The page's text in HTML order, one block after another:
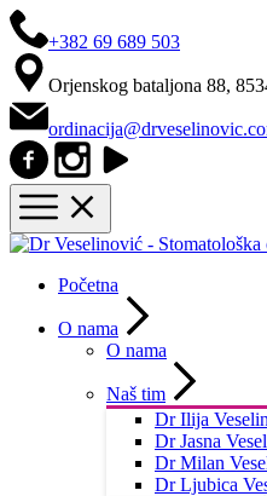
+382 69 689 503
Orjenskog bataljona 88,
Početna
O nama
O nama
Naš tim
Dr Ilija
Dr Jasna
Dr Milan
Dr Ljubica